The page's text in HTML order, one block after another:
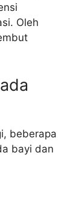
Oleh
beberapa
bayi dan